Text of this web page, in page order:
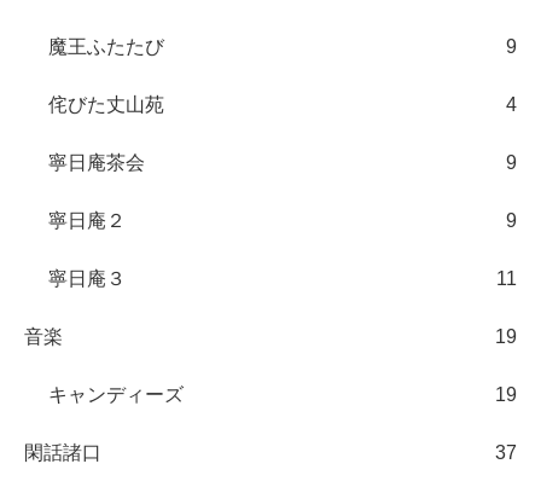
魔王ふたたび 9
侘びた丈山苑 4
寧日庵茶会 9
寧日庵２ 9
寧日庵３ 11
音楽 19
キャンディーズ 19
閑話諸口 37